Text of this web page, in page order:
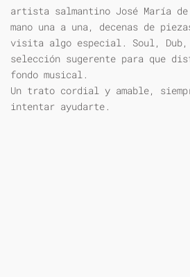
artista salmantino José María
mano una a una, decenas de
visita algo especial. Soul,
selección sugerente para que
fondo musical.
Un trato cordial y amable,
intentar ayudarte.